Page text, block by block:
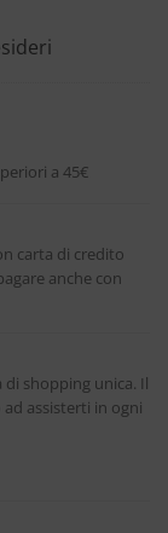
a 45€
carta di credito
anche con
di shopping unica. Il
assisterti in ogni